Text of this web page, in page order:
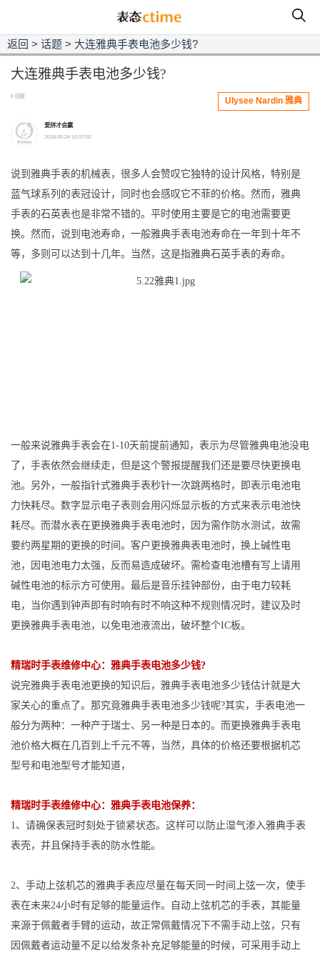
返回 >话题 > 大连雅典手表电池多少钱?
大连雅典手表电池多少钱?
0 回复 Ulysee Nardin 雅典
爱拼才会赢
2018-05-24 10:37:02
说到雅典手表的机械表，很多人会赞叹它独特的设计风格，特别是
蓝气球系列的表冠设计，同时也会感叹它不菲的价格。然而，雅典
手表的石英表也是非常不错的。平时使用主要是它的电池需要更
换。然而，说到电池寿命，一般雅典手表电池寿命在一年到十年不
等，多则可以达到十几年。当然，这是指雅典石英手表的寿命。
一般来说雅典手表会在1-10天前提前通知，表示为尽管雅典电池没电
了，手表依然会继续走，但是这个警报提醒我们还是要尽快更换电
池。另外，一般指针式雅典手表秒针一次跳两格时，即表示电池电
力快耗尽。数字显示电子表则会用闪烁显示板的方式来表示电池快
耗尽。而潜水表在更换雅典手表电池时，因为需作防水测试，故需
要约两星期的更换的时间。客户更换雅典表电池时，换上碱性电
池，因电池电力太强，反而易造成破坏。需检查电池槽有写上请用
碱性电池的标示方可使用。最后是音乐挂钟部份，由于电力较耗
电，当你遇到钟声即有时响有时不响这种不规则情况时，建议及时
更换雅典手表电池，以免电池液流出，破坏整个IC板。
精瑞时手表维修中心：雅典手表电池多少钱?
说完雅典手表电池更换的知识后，雅典手表电池多少钱估计就是大
家关心的重点了。那究竟雅典手表电池多少钱呢?其实，手表电池一
般分为两种：一种产于瑞士、另一种是日本的。而更换雅典手表电
池价格大概在几百到上千元不等，当然，具体的价格还要根据机芯
型号和电池型号才能知道，
精瑞时手表维修中心： 雅典手表电池保养：
1、请确保表冠时刻处于锁紧状态。这样可以防止湿气渗入雅典手表
表壳，并且保持手表的防水性能。
2、手动上弦机芯的雅典手表应尽量在每天同一时间上弦一次，使手
表在未来24小时有足够的能量运作。自动上弦机芯的手表，其能量
来源于佩戴者手臂的运动，故正常佩戴情况下不需手动上弦，只有
因佩戴者运动量不足以给发条补充足够能量的时候，可采用手动上